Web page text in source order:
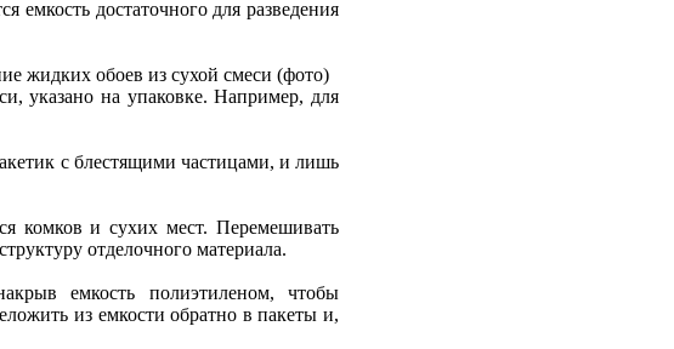
емкость достаточного для разведения
указано на упаковке. Например, для
с блестящими частицами, и лишь
комков и сухих мест. Перемешивать
отделочного материала.
емкость полиэтиленом, чтобы
из емкости обратно в пакеты и,